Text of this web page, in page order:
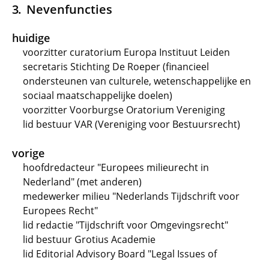
Nevenfuncties
huidige
voorzitter curatorium Europa Instituut Leiden
secretaris Stichting De Roeper (financieel
ondersteunen van culturele, wetenschappelijke en
sociaal maatschappelijke doelen)
voorzitter Voorburgse Oratorium Vereniging
lid bestuur VAR (Vereniging voor Bestuursrecht)
vorige
hoofdredacteur "Europees milieurecht in
Nederland" (met anderen)
medewerker milieu "Nederlands Tijdschrift voor
Europees Recht"
lid redactie "Tijdschrift voor Omgevingsrecht"
lid bestuur Grotius Academie
lid Editorial Advisory Board "Legal Issues of